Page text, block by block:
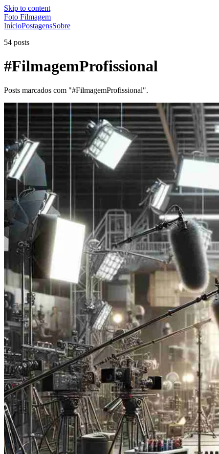
Skip to content
Foto Filmagem
InícioPostagensSobre
54 posts
#FilmagemProfissional
Posts marcados com "#FilmagemProfissional".